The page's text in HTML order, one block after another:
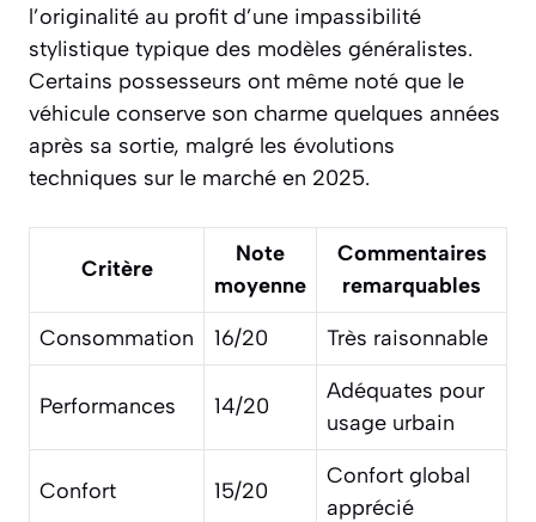
l’originalité au profit d’une impassibilité
stylistique typique des modèles généralistes.
Certains possesseurs ont même noté que le
véhicule conserve son charme quelques années
après sa sortie, malgré les évolutions
techniques sur le marché en 2025.
Critère
Note
moyenne
Commentaires
remarquables
Consommation
16/20 Très raisonnable
Performances 14/20
Adéquates pour
usage urbain
Confort 15/20
Confort global
apprécié